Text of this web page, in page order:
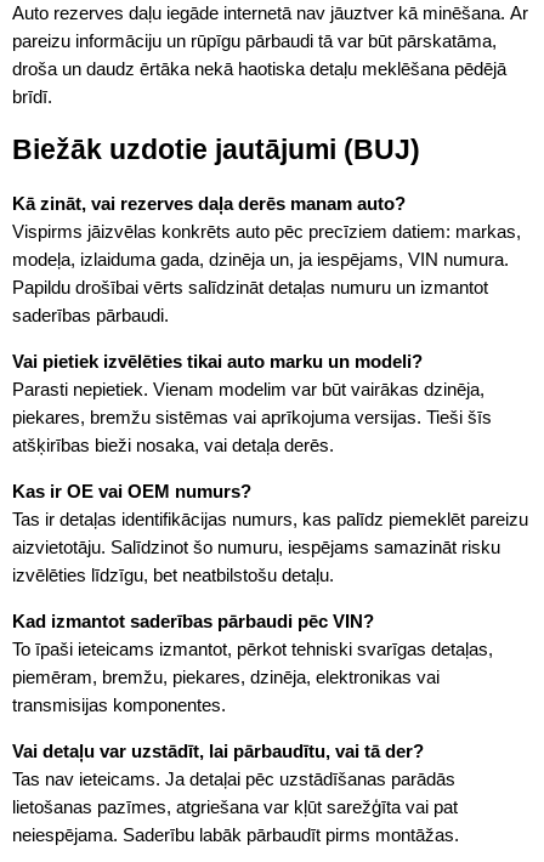
Auto rezerves daļu iegāde internetā nav jāuztver kā minēšana. Ar
pareizu informāciju un rūpīgu pārbaudi tā var būt pārskatāma,
droša un daudz ērtāka nekā haotiska detaļu meklēšana pēdējā
brīdī.
Biežāk uzdotie jautājumi (BUJ)
Kā zināt, vai rezerves daļa derēs manam auto?
Vispirms jāizvēlas konkrēts auto pēc precīziem datiem: markas,
modeļa, izlaiduma gada, dzinēja un, ja iespējams, VIN numura.
Papildu drošībai vērts salīdzināt detaļas numuru un izmantot
saderības pārbaudi.
Vai pietiek izvēlēties tikai auto marku un modeli?
Parasti nepietiek. Vienam modelim var būt vairākas dzinēja,
piekares, bremžu sistēmas vai aprīkojuma versijas. Tieši šīs
atšķirības bieži nosaka, vai detaļa derēs.
Kas ir OE vai OEM numurs?
Tas ir detaļas identifikācijas numurs, kas palīdz piemeklēt pareizu
aizvietotāju. Salīdzinot šo numuru, iespējams samazināt risku
izvēlēties līdzīgu, bet neatbilstošu detaļu.
Kad izmantot saderības pārbaudi pēc VIN?
To īpaši ieteicams izmantot, pērkot tehniski svarīgas detaļas,
piemēram, bremžu, piekares, dzinēja, elektronikas vai
transmisijas komponentes.
Vai detaļu var uzstādīt, lai pārbaudītu, vai tā der?
Tas nav ieteicams. Ja detaļai pēc uzstādīšanas parādās
lietošanas pazīmes, atgriešana var kļūt sarežģīta vai pat
neiespējama. Saderību labāk pārbaudīt pirms montāžas.